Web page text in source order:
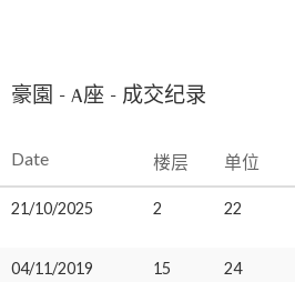
豪園 - A座 - 成交纪录
Date 楼层 单位
21/10/2025 2 22
04/11/2019 15 24